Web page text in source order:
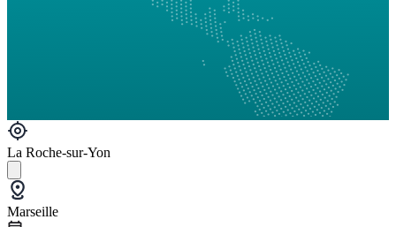
La Roche-sur-Yon
Marseille